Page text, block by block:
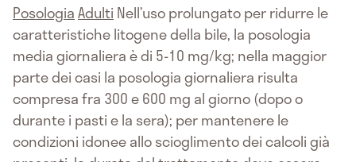
PosologiaAdulti Nell’uso prolungato per ridurre le
caratteristiche litogene della bile, la posologia
media giornaliera è di 5-10 mg/kg; nella maggior
parte dei casi la posologia giornaliera risulta
compresa fra 300 e 600 mg al giorno (dopo o
durante i pasti e la sera); per mantenere le
condizioni idonee allo scioglimento dei calcoli già